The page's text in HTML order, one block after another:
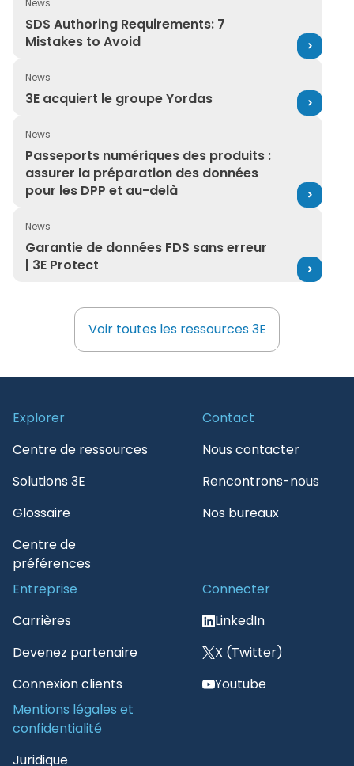
SDS Authoring Requirements: 7
Mistakes to Avoid
SDS Authoring Requirements: 7 Mistakes to Avoid
News
3E acquiert le groupe Yordas
3E acquiert le groupe Yordas
News
Passeports numériques des produits :
assurer la préparation des données
pour les DPP et au-delà
Passeports numériques des produits : assurer la
News
Garantie de données FDS sans erreur
| 3E Protect
Garantie de données FDS sans erreur | 3E Protect
Voir toutes les ressources 3E
Voir toutes les ressources 3E
Explorer
Centre de ressources
Solutions 3E
Glossaire
Centre de
préférences
Contact
Nous contacter
Rencontrons-nous
Nos bureaux
Entreprise
Carrières
Devenez partenaire
Connexion clients
Connecter
LinkedIn
X (Twitter)
Youtube
Mentions légales et
confidentialité
Juridique